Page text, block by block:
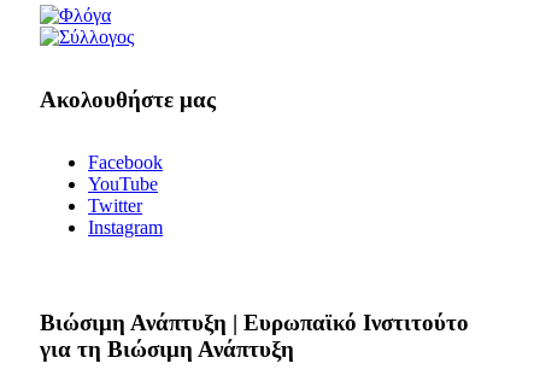
Ακολουθήστε μας
Facebook
YouTube
Twitter
Instagram
Bιώσιμη Ανάπτυξη | Ευρωπαϊκό Ινστιτούτο
για τη Βιώσιμη Ανάπτυξη